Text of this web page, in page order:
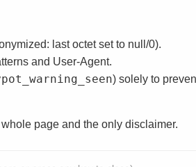
Maß gemessen. Die Medien
lassen. Aus Sicherheitsperspektive ist
werden hier völlig unterschätzt.
Man sollte sich nicht von der Hysterie
last octet set to null/0).
and User-Agent.
) solely to
page and the only disclaimer.